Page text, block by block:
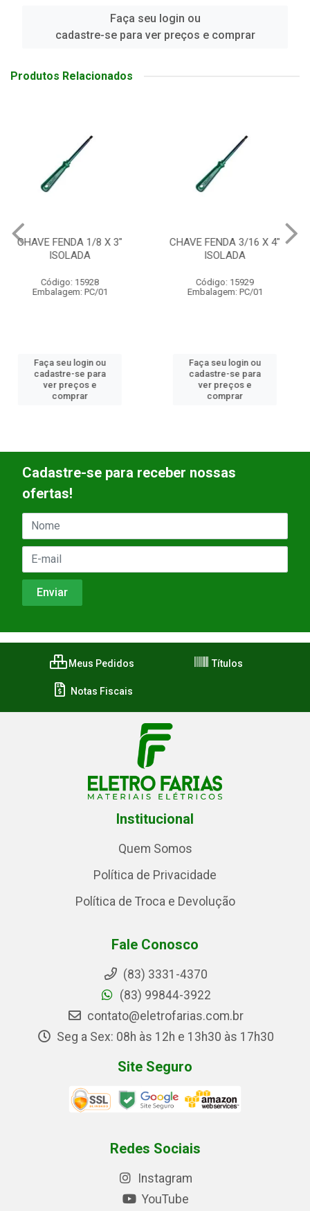
Faça seu login ou
cadastre-se para ver preços e comprar
Produtos Relacionados
CHAVE FENDA 3/16 X 4"
ISOLADA
Código: 15929
Embalagem: PC/01
Faça seu login ou
cadastre-se para
ver preços e
comprar
CHAVE FENDA 3/16 X 6"
ISOLADA
Código: 15931
Embalagem: PC/01
Faça seu login ou
cadastre-se para
ver preços e
comprar
Cadastre-se para receber nossas
ofertas!
Meus Pedidos Títulos
Notas Fiscais
Institucional
Quem Somos
Política de Privacidade
Política de Troca e Devolução
Fale Conosco
(83) 3331-4370
(83) 99844-3922
contato@eletrofarias.com.br
Seg a Sex: 08h às 12h e 13h30 às 17h30
Site Seguro
Redes Sociais
Instagram
YouTube